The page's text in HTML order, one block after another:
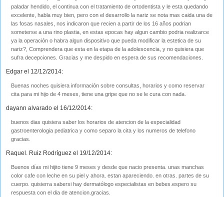
paladar hendido, el continua con el tratamiento de ortodentista y le esta quedando
excelente, habla muy bien, pero con el desarrollo la nariz se nota mas caida una de
las fosas nasales, nos indicaron que recien a partir de los 16 años podrian
someterse a una rino plastia, en estas epocas hay algun cambio podria realizarce
ya la operación o habra algun dispositivo que pueda modificar la estetica de su
nariz?, Comprendera que esta en la etapa de la adolescencia, y no quisiera que
sufra decepciones. Gracias y me despido en espera de sus recomendaciones.
Edgar el 12/12/2014:
Buenas noches quisiera información sobre consultas, horarios y como reservar
cita para mi hijo de 4 meses, tiene una gripe que no se le cura con nada.
dayann alvarado el 16/12/2014:
buenos dias quisiera saber los horarios de atencion de la especialidad
gastroenterologia pediatrica y como separo la cita y los numeros de telefono
gracias.
Raquel. Ruiz Rodríguez el 19/12/2014:
Buenos días mi hijito tiene 9 meses y desde que nacio presenta. unas manchas
color cafe con leche en su piel y ahora. estan apareciendo. en otras. partes de su
cuerpo. quisierra sabersi hay dermatólogo especialistas en bebes.espero su
respuesta con el dia de atencion.gracias.